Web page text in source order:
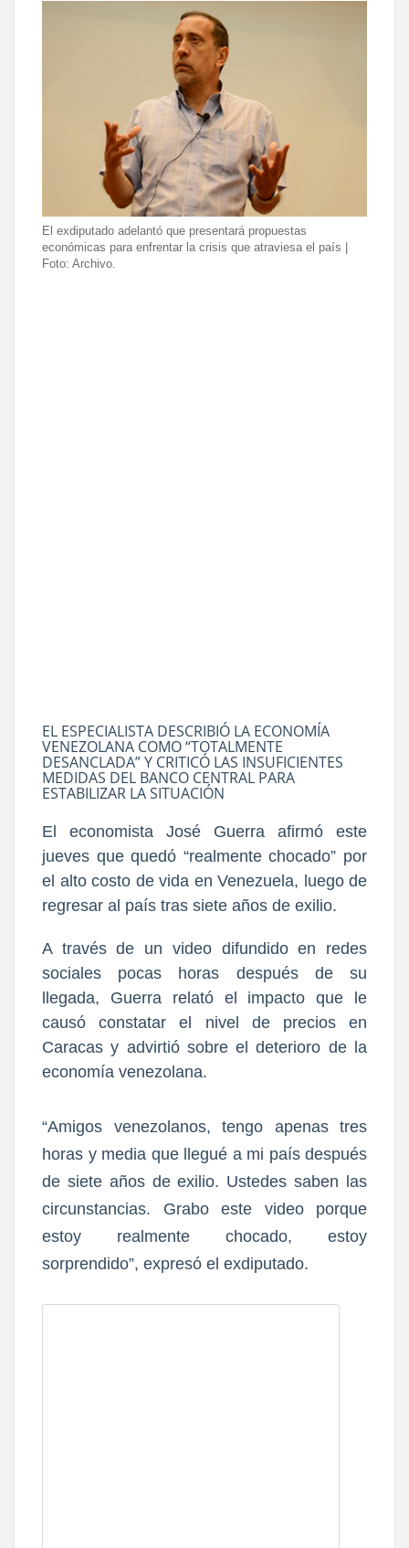
El exdiputado adelantó que presentará propuestas
económicas para enfrentar la crisis que atraviesa el país |
Foto: Archivo.
EL ESPECIALISTA DESCRIBIÓ LA ECONOMÍA
VENEZOLANA COMO “TOTALMENTE
DESANCLADA” Y CRITICÓ LAS INSUFICIENTES
MEDIDAS DEL BANCO CENTRAL PARA
ESTABILIZAR LA SITUACIÓN
El economista José Guerra afirmó este
jueves que quedó “realmente chocado” por
el alto costo de vida en Venezuela, luego de
regresar al país tras siete años de exilio.
A través de un video difundido en redes
sociales pocas horas después de su
llegada, Guerra relató el impacto que le
causó constatar el nivel de precios en
Caracas y advirtió sobre el deterioro de la
economía venezolana.
“Amigos venezolanos, tengo apenas tres
horas y media que llegué a mi país después
de siete años de exilio. Ustedes saben las
circunstancias. Grabo este video porque
estoy realmente chocado, estoy
sorprendido”, expresó el exdiputado.